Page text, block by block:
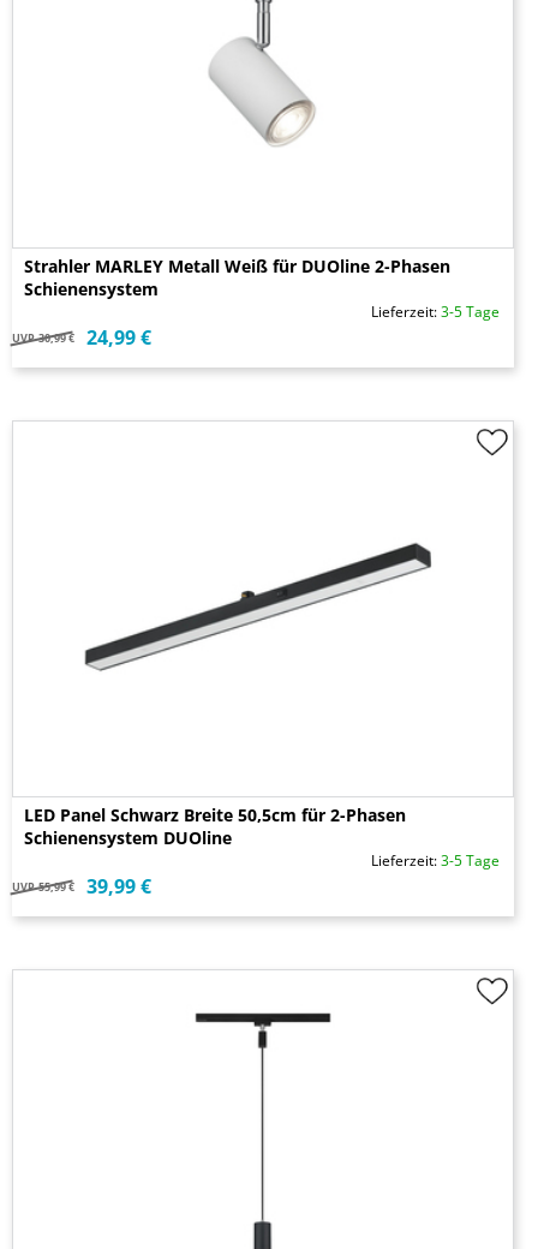
Strahler MARLEY Metall Weiß für DUOline 2-Phasen
Schienensystem
Lieferzeit:3-5 Tage
UVP 30,99 € 24,99 €
LED Panel Schwarz Breite 50,5cm für 2-Phasen
Schienensystem DUOline
Lieferzeit:3-5 Tage
UVP 55,99 € 39,99 €